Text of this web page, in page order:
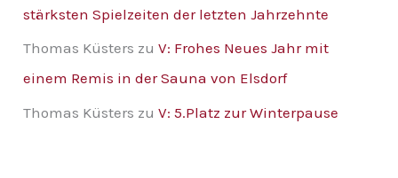
stärksten Spielzeiten der letzten Jahrzehnte
Thomas Küsters zuV: Frohes Neues Jahr mit
einem Remis in der Sauna von Elsdorf
Thomas Küsters zuV: 5.Platz zur Winterpause